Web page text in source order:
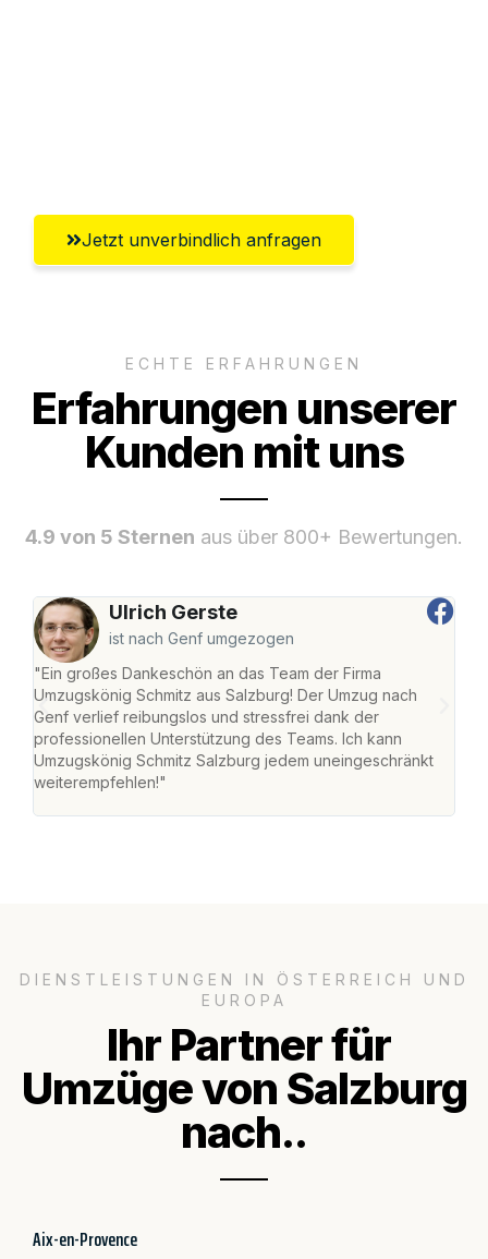
Jetzt unverbindlich anfragen
ECHTE ERFAHRUNGEN
Erfahrungen unserer
Kunden mit uns
4.9 von 5 Sternen aus über 800+ Bewertungen.
Ulrich Gerste
ist nach Genf umgezogen
"Ein großes Dankeschön an das Team der Firma
Umzugskönig Schmitz aus Salzburg! Der Umzug nach
Genf verlief reibungslos und stressfrei dank der
professionellen Unterstützung des Teams. Ich kann
Umzugskönig Schmitz Salzburg jedem uneingeschränkt
weiterempfehlen!"
DIENSTLEISTUNGEN IN ÖSTERREICH UND
EUROPA
Ihr Partner für
Umzüge von Salzburg
nach..
Aix-en-Provence